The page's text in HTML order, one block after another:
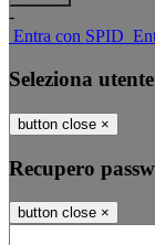
-
Entra con SPID
Seleziona utente
button close ×
Recupero
button close ×